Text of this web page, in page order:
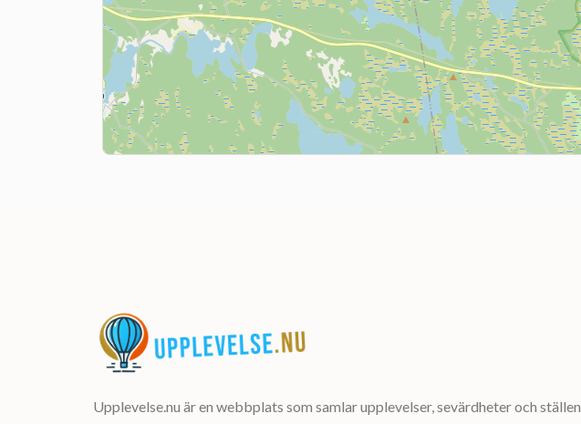
Upplevelse.nu är en webbplats som samlar upplevelser, sevärdheter och ställen